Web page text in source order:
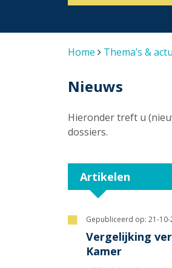
Home Thema’s &
Nieuws
Hieronder treft u
dossiers.
Artikelen
Gepubliceerd op: 21-10-
Vergelijking
Kamer